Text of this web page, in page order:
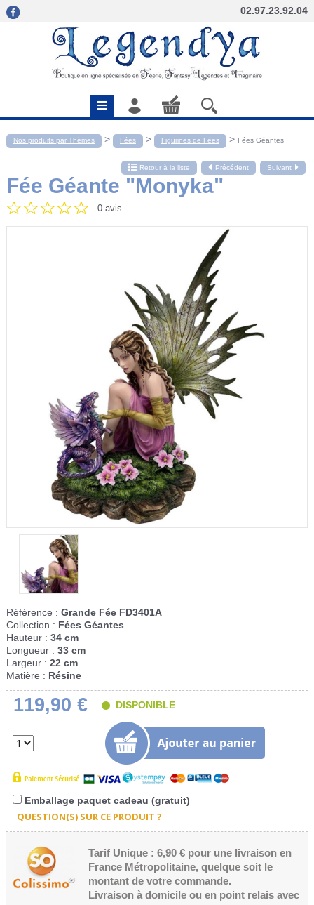
02.97.23.92.04
Nos produits par Thèmes > Fées > Figurines de Fées > Fées Géantes
Retour à la liste Précédent Suivant
Fée Géante "Monyka"
0 avis
Référence : Grande Fée FD3401A
Collection : Fées Géantes
Hauteur : 34 cm
Longueur : 33 cm
Largeur : 22 cm
Matière : Résine
119,90 € DISPONIBLE
Emballage paquet cadeau (gratuit)
Tarif Unique : 6,90 € pour une livraison en
France Métropolitaine, quelque soit le
montant de votre commande.
Livraison à domicile ou en point relais avec